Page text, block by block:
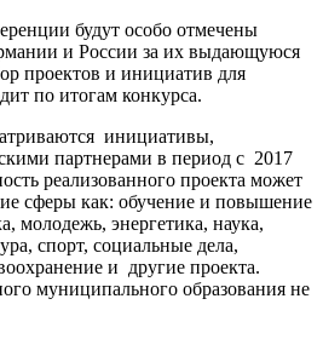
будут особо отмечены
и России за их выдающуюся
проектов и инициатив для
по итогам конкурса.
инициативы,
партнерами в период с 2017
реализованного проекта может
сферы как: обучение и повышение
молодежь, энергетика, наука,
спорт, социальные дела,
и другие проекта.
муниципального образования не